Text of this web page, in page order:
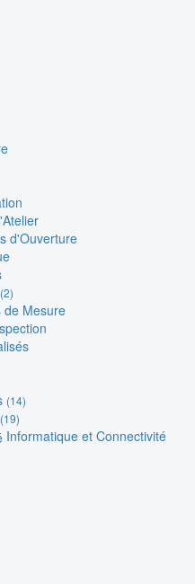
d'Ouverture
(2)
de Mesure
(14)
(19)
Informatique et Connectivité